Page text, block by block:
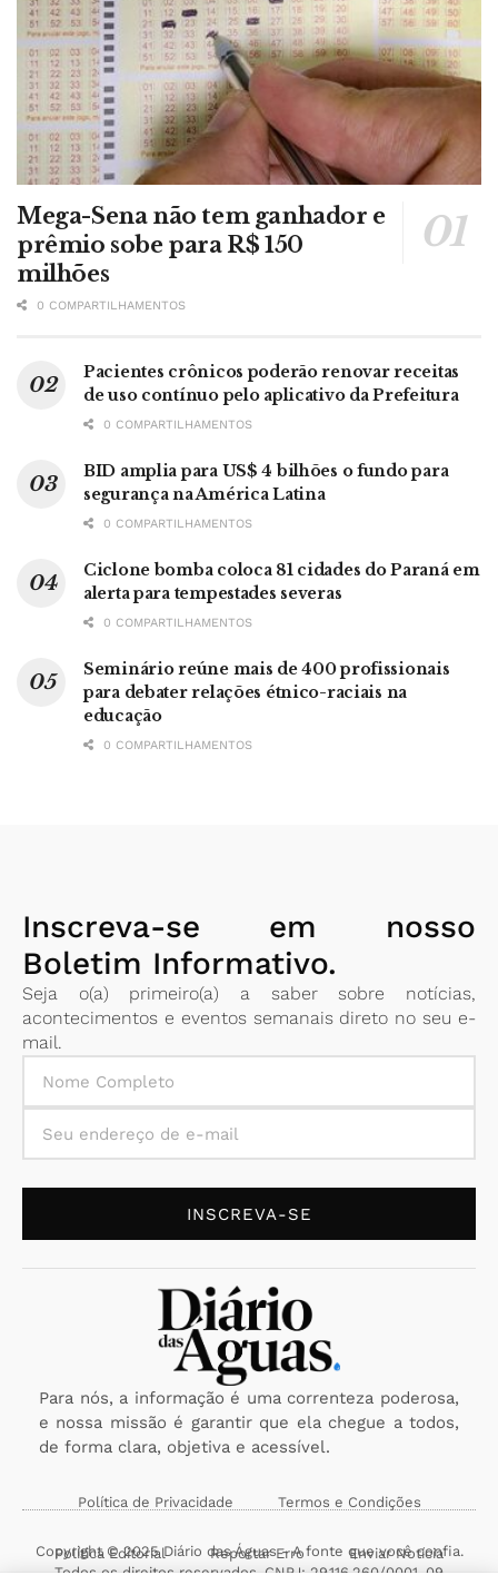
Mega-Sena não tem ganhador e
prêmio sobe para R$ 150
milhões
0 COMPARTILHAMENTOS
Pacientes crônicos poderão renovar receitas
de uso contínuo pelo aplicativo da Prefeitura
0 COMPARTILHAMENTOS
BID amplia para US$ 4 bilhões o fundo para
segurança na América Latina
0 COMPARTILHAMENTOS
Ciclone bomba coloca 81 cidades do Paraná em
alerta para tempestades severas
0 COMPARTILHAMENTOS
Seminário reúne mais de 400 profissionais
para debater relações étnico-raciais na
educação
0 COMPARTILHAMENTOS
Inscreva-se em nosso
Boletim Informativo.
Seja o(a) primeiro(a) a saber sobre notícias,
acontecimentos e eventos semanais direto no seu e-
mail.
INSCREVA-SE
Para nós, a informação é uma correnteza poderosa,
e nossa missão é garantir que ela chegue a todos,
de forma clara, objetiva e acessível.
Política de Privacidade Termos e Condições
Política Editorial Reportar Erro Enviar Notícia
Copyright © 2025 Diário das Águas - A fonte que você confia.
Todos os direitos reservados. CNPJ: 29.116.260/0001-09